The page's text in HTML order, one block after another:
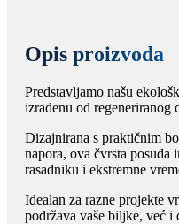
Opis proizvoda
Predstavljamo našu
izrađenu od regeneriranog
Dizajnirana s praktičnim
napora, ova čvrsta posuda
rasadniku i ekstremne
Idealan za razne projekte
podržava vaše biljke, već